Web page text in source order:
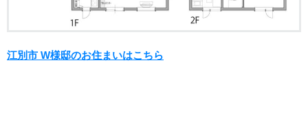
江別市 W様邸のお住まいはこちら